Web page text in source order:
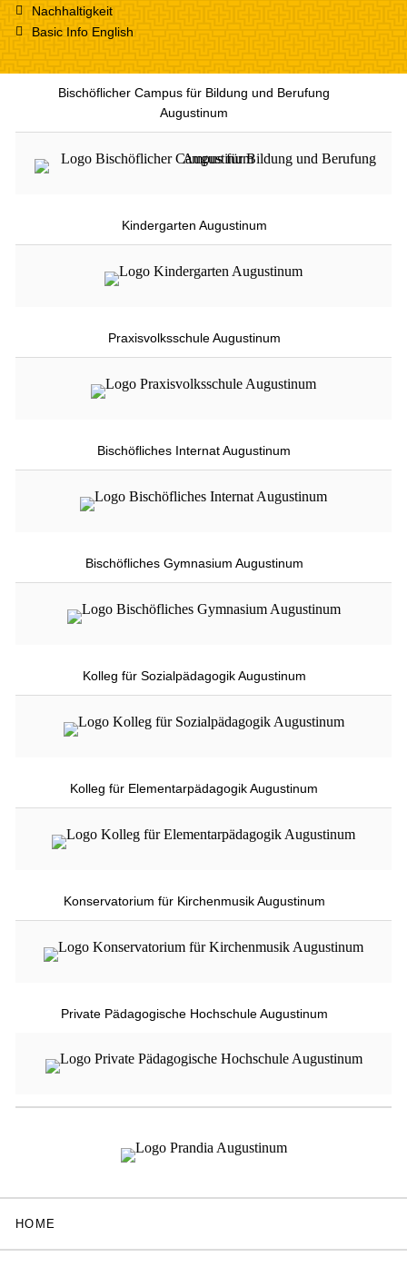
Nachhaltigkeit
Basic Info English
Bischöflicher Campus für Bildung und Berufung
Augustinum
Kindergarten Augustinum
Praxisvolksschule Augustinum
Bischöfliches Internat Augustinum
Bischöfliches Gymnasium Augustinum
Kolleg für Sozialpädagogik Augustinum
Kolleg für Elementarpädagogik Augustinum
Konservatorium für Kirchenmusik Augustinum
Private Pädagogische Hochschule Augustinum
HOME